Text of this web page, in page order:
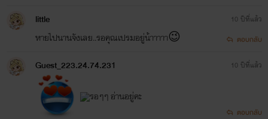
little
หายไปนานจังเลย..รอคุณเปรมอยู่น้าาาาา😉
10 ปีที่แล้ว
ตอบกลับ
Guest_223.24.74.231
รอๆๆ อ่านอยู่คะ
10 ปีที่แล้ว
ตอบกลับ